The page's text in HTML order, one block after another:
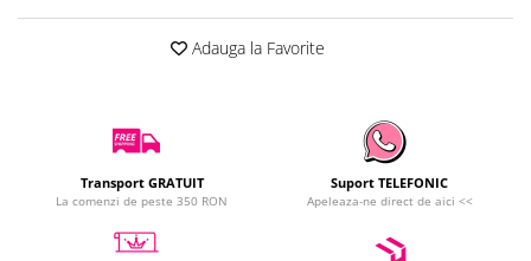
Adauga la Favorite
Transport GRATUIT
La comenzi de peste 350 RON
Suport TELEFONIC
Apeleaza-ne direct de aici <<